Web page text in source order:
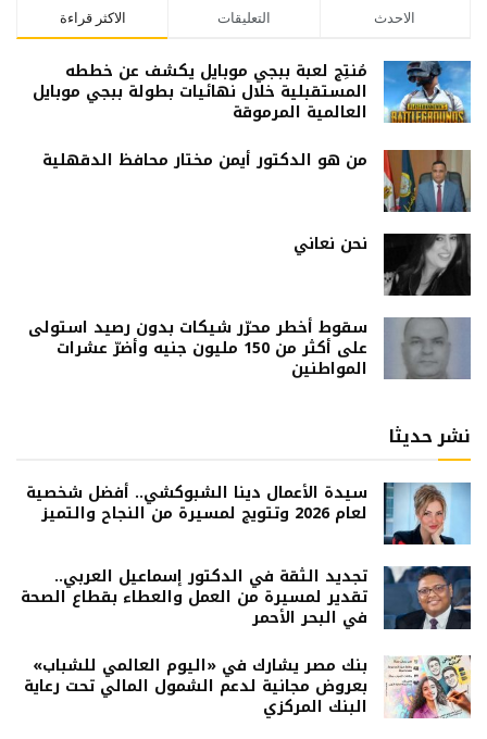
الاكثر قراءة التعليقات الاحدث
مُنتِج لعبة ببجي موبايل يكشف عن خططه
المستقبلية خلال نهائيات بطولة ببجي موبايل
العالمية المرموقة
من هو الدكتور أيمن مختار محافظ الدقهلية
نحن نعاني
سقوط أخطر محرّر شيكات بدون رصيد استولى
على أكثر من 150 مليون جنيه وأضرّ عشرات
المواطنين
نشر حديثا
سيدة الأعمال دينا الشبوكشي.. أفضل شخصية
لعام 2026 وتتويج لمسيرة من النجاح والتميز
تجديد الثقة في الدكتور إسماعيل العربي..
تقدير لمسيرة من العمل والعطاء بقطاع الصحة
في البحر الأحمر
بنك مصر يشارك في «اليوم العالمي للشباب»
بعروض مجانية لدعم الشمول المالي تحت رعاية
البنك المركزي